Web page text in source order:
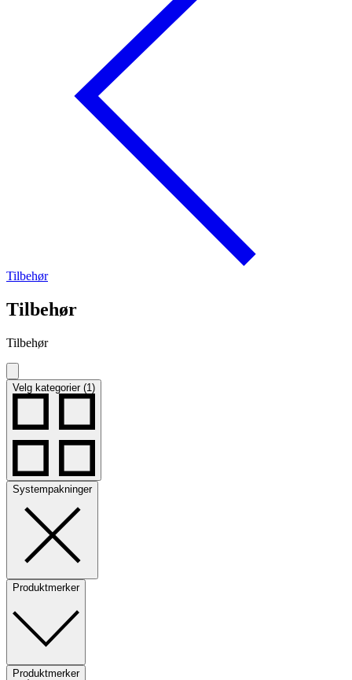
Tilbehør
Tilbehør
Tilbehør
Velg kategorier (1)
Systempakninger
Produktmerker
Produktmerker